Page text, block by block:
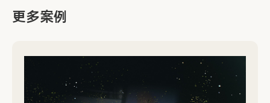
更多案例